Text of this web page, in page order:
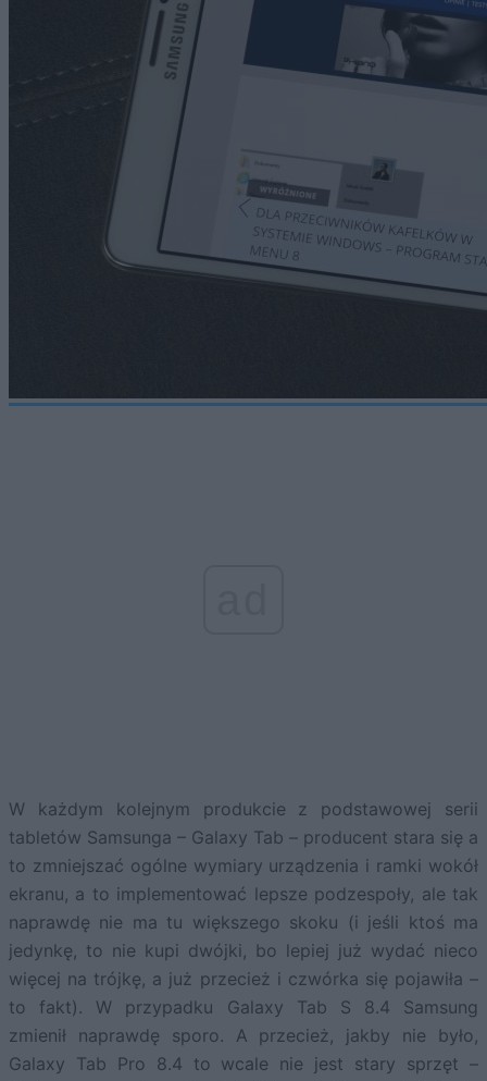
W każdym kolejnym produkcie z podstawowej serii
tabletów Samsunga – Galaxy Tab – producent stara się a
to zmniejszać ogólne wymiary urządzenia i ramki wokół
ekranu, a to implementować lepsze podzespoły, ale tak
naprawdę nie ma tu większego skoku (i jeśli ktoś ma
jedynkę, to nie kupi dwójki, bo lepiej już wydać nieco
więcej na trójkę, a już przecież i czwórka się pojawiła –
to fakt). W przypadku Galaxy Tab S 8.4 Samsung
zmienił naprawdę sporo. A przecież, jakby nie było,
Galaxy Tab Pro 8.4 to wcale nie jest stary sprzęt –